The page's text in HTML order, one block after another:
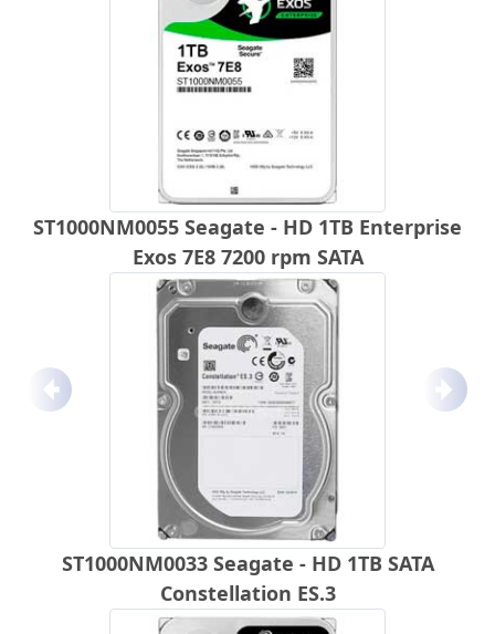
ST1000NM0055 Seagate - HD 1TB Enterprise
Exos 7E8 7200 rpm SATA
ST1000NM0033 Seagate - HD 1TB SATA
Constellation ES.3
Anterior